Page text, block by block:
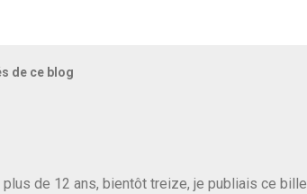
de ce blog
plus de 12 ans, bientôt treize, je publiais ce